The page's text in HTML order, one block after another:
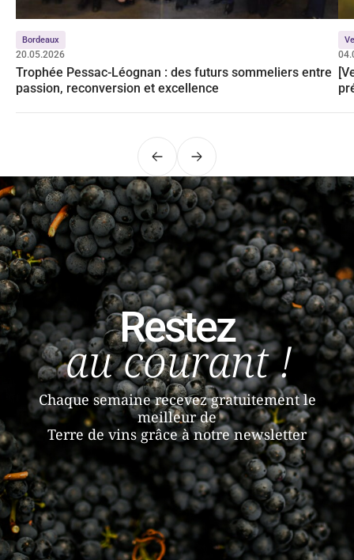
Bordeaux
20.05.2026
Trophée Pessac-Léognan : des futurs sommeliers entre
passion, reconversion et excellence
PrécédentSuivant
Restez
au courant !
Chaque semaine recevez gratuitement le
meilleur de
Terre de vins grâce à notre newsletter